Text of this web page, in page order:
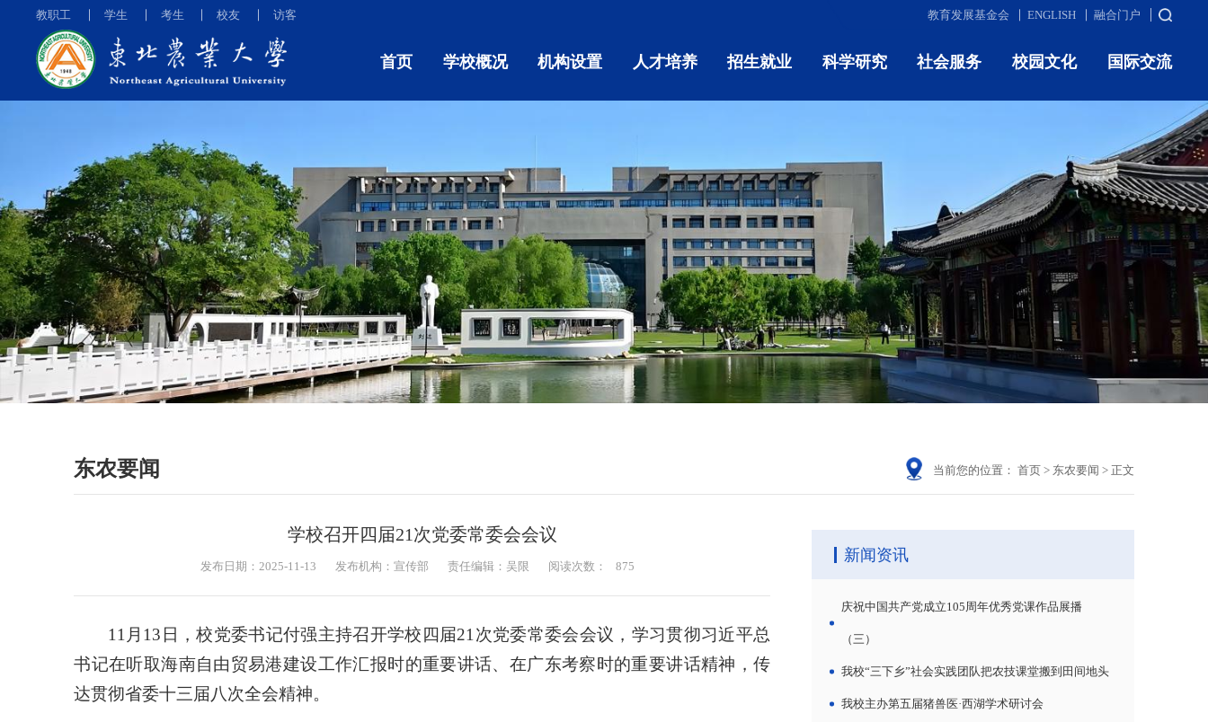
教职工 学生 考生 校友 访客 教育发展基金会 ENGLISH 融合门户
首页 学校概况 机构设置 人才培养 招生就业 科学研究 社会服务 校园文化 国际交流
东农要闻 当前您的位置： 首页 > 东农要闻 > 正文
学校召开四届21次党委常委会会议
发布日期：2025-11-13 发布机构：宣传部 责任编辑：吴限 阅读次数： 875
11月13日，校党委书记付强主持召开学校四届21次党委常委会会议，学习贯彻习近平总
书记在听取海南自由贸易港建设工作汇报时的重要讲话、在广东考察时的重要讲话精神，传
达贯彻省委十三届八次全会精神。
新闻资讯
庆祝中国共产党成立105周年优秀党课作品展播
（三）
我校“三下乡”社会实践团队把农技课堂搬到田间地头
我校主办第五届猪兽医·西湖学术研讨会